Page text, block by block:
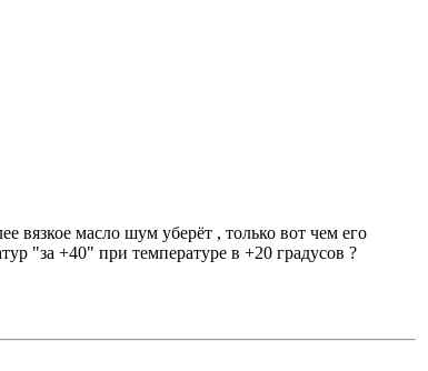
вязкое масло шум уберёт , только вот чем его
"за +40" при температуре в +20 градусов ?